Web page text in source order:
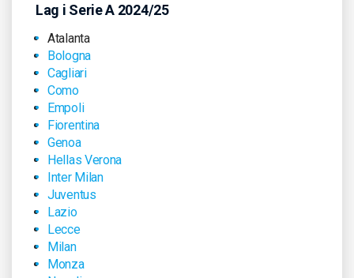
Lag i Serie A 2024/25
Atalanta
Bologna
Cagliari
Como
Empoli
Fiorentina
Genoa
Hellas Verona
Inter Milan
Juventus
Lazio
Lecce
Milan
Monza